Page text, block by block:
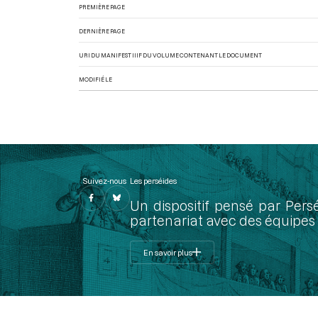
PREMIÈRE PAGE
DERNIÈRE PAGE
URI DU MANIFEST IIIF DU VOLUME CONTENANT LE DOCUMENT
MODIFIÉ LE
Suivez-nous Les perséides
Un dispositif pensé par
partenariat avec des
En savoir plus